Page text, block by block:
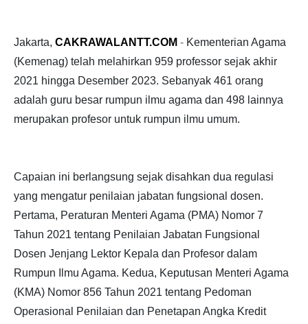
Jakarta, CAKRAWALANTT.COM - Kementerian Agama
(Kemenag) telah melahirkan 959 professor sejak akhir
2021 hingga Desember 2023. Sebanyak 461 orang
adalah guru besar rumpun ilmu agama dan 498 lainnya
merupakan profesor untuk rumpun ilmu umum.
Capaian ini berlangsung sejak disahkan dua regulasi
yang mengatur penilaian jabatan fungsional dosen.
Pertama, Peraturan Menteri Agama (PMA) Nomor 7
Tahun 2021 tentang Penilaian Jabatan Fungsional
Dosen Jenjang Lektor Kepala dan Profesor dalam
Rumpun Ilmu Agama. Kedua, Keputusan Menteri Agama
(KMA) Nomor 856 Tahun 2021 tentang Pedoman
Operasional Penilaian dan Penetapan Angka Kredit